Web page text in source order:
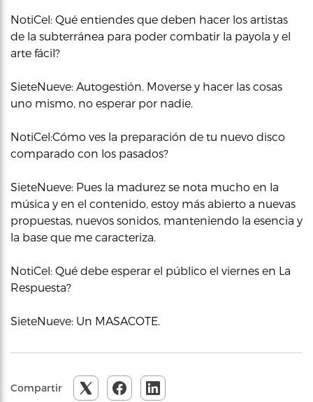
NotiCel: Qué entiendes que deben hacer los artistas
de la subterránea para poder combatir la payola y el
arte fácil?
SieteNueve: Autogestión. Moverse y hacer las cosas
uno mismo, no esperar por nadie.
NotiCel:Cómo ves la preparación de tu nuevo disco
comparado con los pasados?
SieteNueve: Pues la madurez se nota mucho en la
música y en el contenido, estoy más abierto a nuevas
propuestas, nuevos sonidos, manteniendo la esencia y
la base que me caracteriza.
NotiCel: Qué debe esperar el público el viernes en La
Respuesta?
SieteNueve: Un MASACOTE.
Compartir